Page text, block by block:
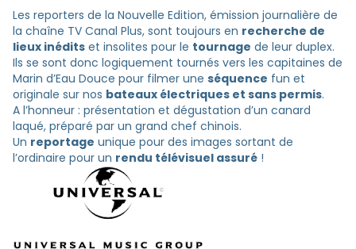
Les reporters de la Nouvelle Edition, émission journalière de
la chaîne TV Canal Plus, sont toujours en recherche de
lieux inédits et insolites pour le tournage de leur duplex.
Ils se sont donc logiquement tournés vers les capitaines de
Marin d’Eau Douce pour filmer une séquence fun et
originale sur nos bateaux électriques et sans permis.
A l’honneur : présentation et dégustation d’un canard
laqué, préparé par un grand chef chinois.
Un reportage unique pour des images sortant de
l’ordinaire pour un rendu télévisuel assuré !